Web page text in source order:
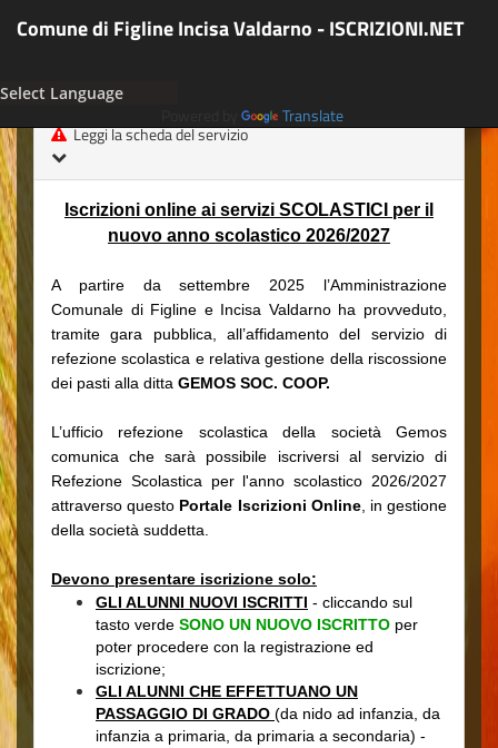
Comune di Figline Incisa Valdarno - ISCRIZIONI.NET
Translate
Leggi la scheda del servizio
Iscrizioni online ai servizi SCOLASTICI per il
nuovo anno scolastico 2026/2027
A partire da settembre 2025 l’Amministrazione
Comunale di Figline e Incisa Valdarno ha provveduto,
tramite gara pubblica, all’affidamento del servizio di
refezione scolastica e relativa gestione della riscossione
dei pasti alla ditta GEMOS SOC. COOP.
L’ufficio refezione scolastica della società Gemos
comunica che sarà possibile iscriversi al servizio di
Refezione Scolastica per l'anno scolastico 2026/2027
attraverso questo Portale Iscrizioni Online, in gestione
della società suddetta.
Devono presentare iscrizione solo:
GLI ALUNNI NUOVI ISCRITTI - cliccando sul
tasto verde SONO UN NUOVO ISCRITTO per
poter procedere con la registrazione ed
iscrizione;
GLI ALUNNI CHE EFFETTUANO UN
PASSAGGIO DI GRADO (da nido ad infanzia, da
infanzia a primaria, da primaria a secondaria) -